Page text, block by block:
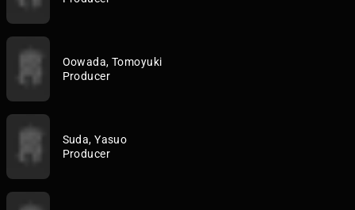
Oowada, Tomoyuki
Producer
Suda, Yasuo
Producer